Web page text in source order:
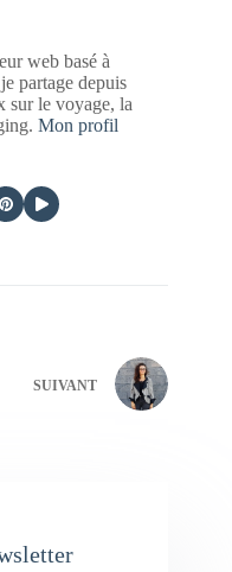
web basé à
partage depuis
sur le voyage, la
Mon profil
SUIVANT